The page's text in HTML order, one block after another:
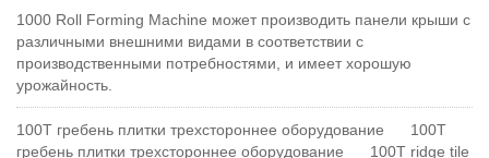
1000 Roll Forming Machine может производить панели крыши с
различными внешними видами в соответствии с
производственными потребностями, и имеет хорошую
урожайность.
100T гребень плитки трехстороннее оборудование
100T
гребень плитки трехстороннее оборудование
100T ridge tile